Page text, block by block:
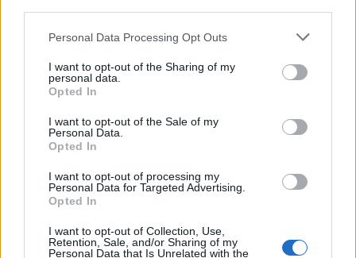
Personal Data Processing Opt Outs
I want to opt-out of the Sharing of my
personal data.
Opted In
I want to opt-out of the Sale of my
Personal Data.
Opted In
I want to opt-out of processing my
Personal Data for Targeted Advertising.
Opted In
I want to opt-out of Collection, Use,
Retention, Sale, and/or Sharing of my
Personal Data that Is Unrelated with the
Σπάρτη: Κλειστή από τις 10 έως τις 21
Αυγούστου η Δημόσια Κεντρική Βιβλιοθήκη
05/08/2026 19:44